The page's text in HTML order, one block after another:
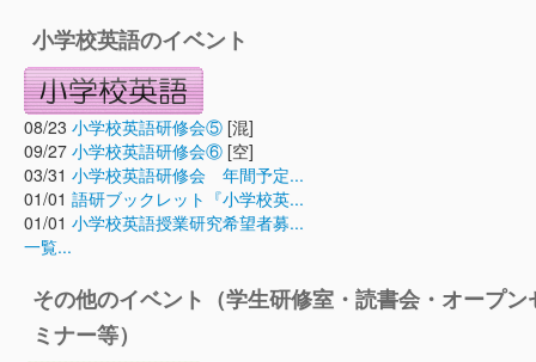
小学校英語のイベント
08/23 小学校英語研修会⑤ [混]
09/27 小学校英語研修会⑥ [空]
03/31 小学校英語研修会 年間予定...
01/01 語研ブックレット『小学校英...
01/01 小学校英語授業研究希望者募...
一覧...
その他のイベント（学生研修室・読書会・オープン
ミナー等）